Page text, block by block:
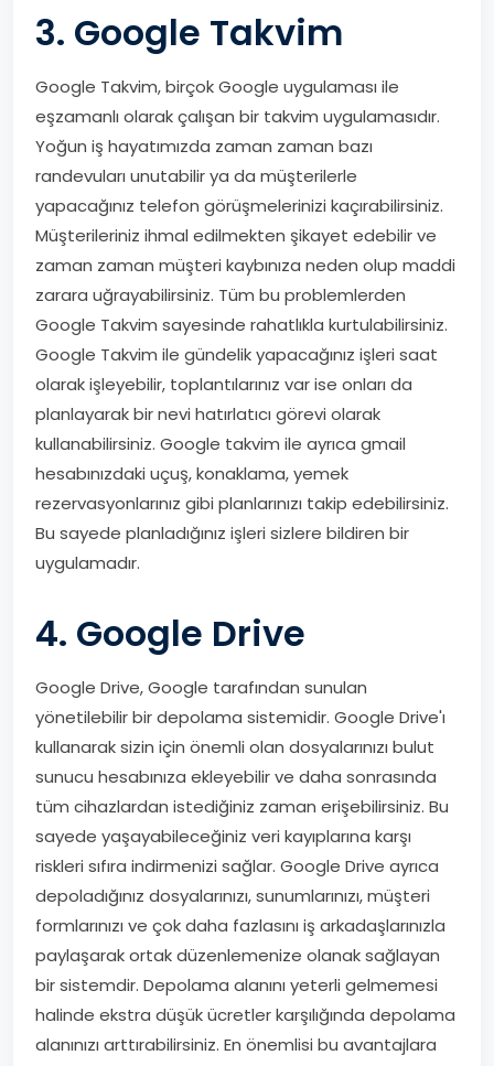
3. Google Takvim
Google Takvim, birçok Google uygulaması ile
eşzamanlı olarak çalışan bir takvim uygulamasıdır.
Yoğun iş hayatımızda zaman zaman bazı
randevuları unutabilir ya da müşterilerle
yapacağınız telefon görüşmelerinizi kaçırabilirsiniz.
Müşterileriniz ihmal edilmekten şikayet edebilir ve
zaman zaman müşteri kaybınıza neden olup maddi
zarara uğrayabilirsiniz. Tüm bu problemlerden
Google Takvim sayesinde rahatlıkla kurtulabilirsiniz.
Google Takvim ile gündelik yapacağınız işleri saat
olarak işleyebilir, toplantılarınız var ise onları da
planlayarak bir nevi hatırlatıcı görevi olarak
kullanabilirsiniz. Google takvim ile ayrıca gmail
hesabınızdaki uçuş, konaklama, yemek
rezervasyonlarınız gibi planlarınızı takip edebilirsiniz.
Bu sayede planladığınız işleri sizlere bildiren bir
uygulamadır.
4. Google Drive
Google Drive, Google tarafından sunulan
yönetilebilir bir depolama sistemidir. Google Drive'ı
kullanarak sizin için önemli olan dosyalarınızı bulut
sunucu hesabınıza ekleyebilir ve daha sonrasında
tüm cihazlardan istediğiniz zaman erişebilirsiniz. Bu
sayede yaşayabileceğiniz veri kayıplarına karşı
riskleri sıfıra indirmenizi sağlar. Google Drive ayrıca
depoladığınız dosyalarınızı, sunumlarınızı, müşteri
formlarınızı ve çok daha fazlasını iş arkadaşlarınızla
paylaşarak ortak düzenlemenize olanak sağlayan
bir sistemdir. Depolama alanını yeterli gelmemesi
halinde ekstra düşük ücretler karşılığında depolama
alanınızı arttırabilirsiniz. En önemlisi bu avantajlara